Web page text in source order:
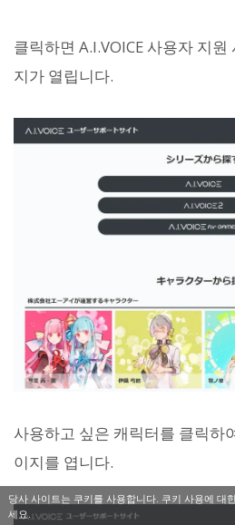
클릭하면 A.I.VOICE 사용자 지
지가 열립니다.
사용하고 싶은 캐릭터를 클릭하
이지를 엽니다.
당사 사이트는 쿠키를 사용합니다. 쿠키 사용에 대
세요.